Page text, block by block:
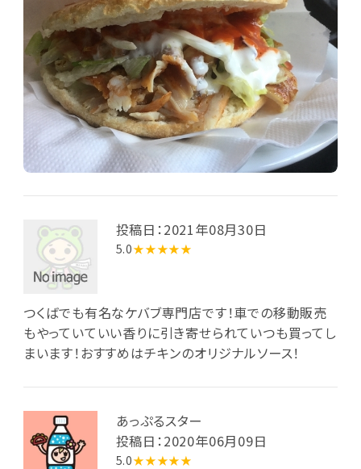
投稿日：2021年08月30日
5.0★★★★★
つくばでも有名なケバブ専門店です！車での移動販売
もやっていていい香りに引き寄せられていつも買ってし
まいます！おすすめはチキンのオリジナルソース！
あっぷるスター
投稿日：2020年06月09日
5.0★★★★★